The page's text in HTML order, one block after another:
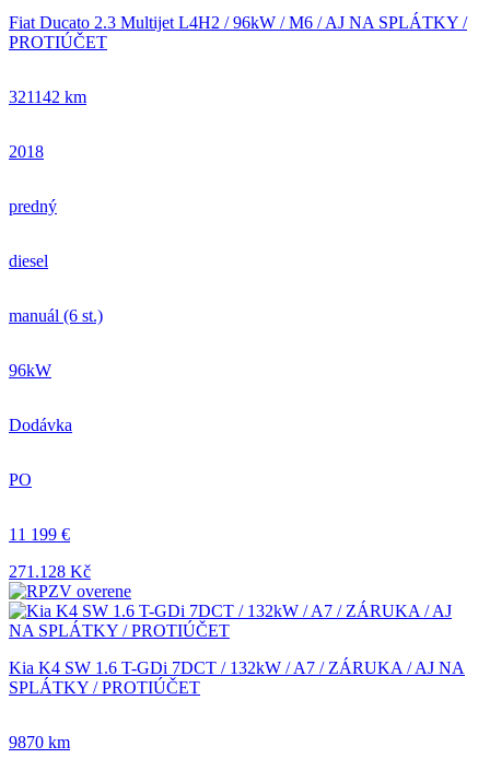
Fiat Ducato 2.3 Multijet L4H2 / 96kW / M6 / AJ NA SPLÁTKY /
PROTIÚČET
321142 km
2018
predný
diesel
manuál (6 st.)
96kW
Dodávka
PO
11 199 €
271.128 Kč
Kia K4 SW 1.6 T-GDi 7DCT / 132kW / A7 / ZÁRUKA / AJ NA
SPLÁTKY / PROTIÚČET
9870 km